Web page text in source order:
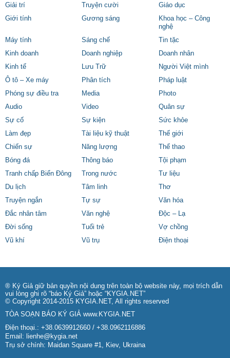
Giải trí
Truyện cười
Giáo dục
Giới tính
Gương sáng
Khoa học – Công
nghệ
Máy tính
Sáng chế
Tin tặc
Kinh doanh
Doanh nghiệp
Doanh nhân
Kinh tế
Lưu Trữ
Người Việt mình
Ô tô – Xe máy
Phân tích
Pháp luật
Phóng sự điều tra
Media
Photo
Audio
Video
Quân sự
Sự cố
Sự kiện
Sức khỏe
Làm đẹp
Tài liệu kỹ thuật
Thế giới
Chiến sự
Năng lượng
Thể thao
Bóng đá
Thông báo
Tội phạm
Tranh chấp Biển Đông
Trong nước
Tư liệu
Du lịch
Tâm linh
Thơ
Truyện ngắn
Tự sự
Văn hóa
Đắc nhân tâm
Văn nghệ
Độc – Lạ
Đời sống
Tuổi trẻ
Vợ chồng
Vũ khí
Vũ trụ Điện thoại
® Ký Giả giữ bản quyền nội dung trên toàn bộ website này, mọi trích dẫn
vui lòng ghi rõ “báo Ký Giả” hoặc “KYGIA.NET”
© Copyright 2014-2015 KYGIA.NET, All rights reserved
TÒA SOẠN BÁO KÝ GIẢ www.KYGIA.NET
Điện thoại.: +38.0639912660 / +38.0962116886
Email: lienhe@kygia.net
Trụ sở chính: Maidan Square #1, Kiev, Ukraina